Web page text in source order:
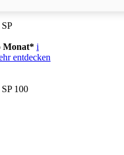
Monat* i
entdecken
100